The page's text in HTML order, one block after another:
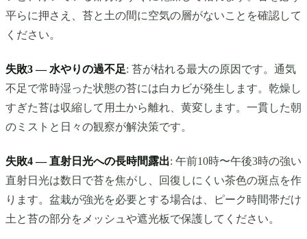
平らに押さえ、苔と土の間に空気の層がないことを確認して
ください。
失敗3 — 水やりの過不足: 苔が枯れる最大の原因です。通気
不足で常時湿った状態の苔には白カビが発生します。乾燥し
すぎた苔は収縮して用土から離れ、黄変します。一貫した朝
のミストと日々の観察が解決策です。
失敗4 — 直射日光への長時間露出: 午前10時〜午後3時の強い
直射日光は数日で苔を焦がし、回復しにくい茶色の斑点を作
ります。盆栽が強光を必要とする場合は、ピーク時間帯だけ
土と苔の部分をメッシュや遮光板で保護してください。